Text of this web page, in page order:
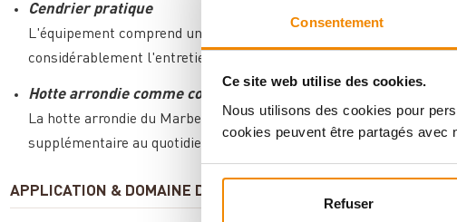
Consentement
Ce site web utilise des cookies.
Nous utilisons des cookies pour
cookies peuvent être partagés avec
Refuser
Cendrier pratique
L'équipement comprend un cendrier pratique pour vider
considérablement l'entretien et le nettoyage du poêle.
Hotte arrondie comme compartiment chauffe-plats
La hotte arrondie du Marbella peut également bien servir de
supplémentaire au quotidien.
APPLICATION & DOMAINE D'UTILISATION